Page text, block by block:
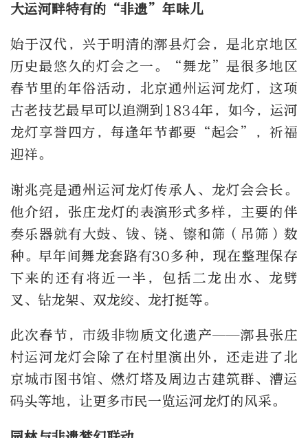
大运河畔特有的“非遗”年味儿
始于汉代，兴于明清的漷县灯会，是北京地区
历史最悠久的灯会之一。“舞龙”是很多地区
春节里的年俗活动，北京通州运河龙灯，这项
古老技艺最早可以追溯到1834年，如今，运河
龙灯享誉四方，每逢年节都要“起会”，祈福
迎祥。
谢兆亮是通州运河龙灯传承人、龙灯会会长。
他介绍，张庄龙灯的表演形式多样，主要的伴
奏乐器就有大鼓、钹、铙、镲和筛（吊筛）数
种。早年间舞龙套路有30多种，现在整理保存
下来的还有将近一半，包括二龙出水、龙劈
叉、钻龙架、双龙绞、龙打挺等。
此次春节，市级非物质文化遗产——漷县张庄
村运河龙灯会除了在村里演出外，还走进了北
京城市图书馆、燃灯塔及周边古建筑群、漕运
码头等地，让更多市民一览运河龙灯的风采。